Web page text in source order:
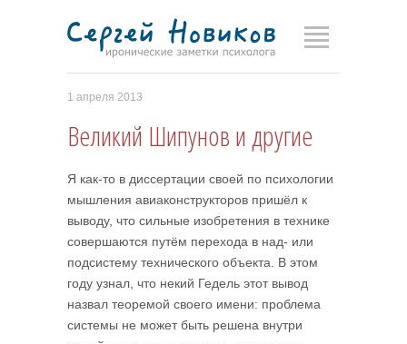
1 апреля 2013
Великий Шипунов и другие
Я как-то в диссертации своей по психоло­гии
мышления авиаконструкторов пришёл к
выводу, что сильные изобретения в технике
совершаются путём перехода в над- или
под­систему технического объекта. В этом
году узнал, что некий Гедель этот вывод
назвал теоремой своего имени: проблема
системы не может быть решена внутри